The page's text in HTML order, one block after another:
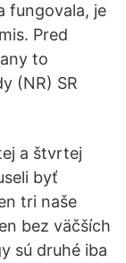
fungovala, je
Pred
to
(NR) SR
a štvrtej
byť
tri naše
bez väčších
sú druhé iba